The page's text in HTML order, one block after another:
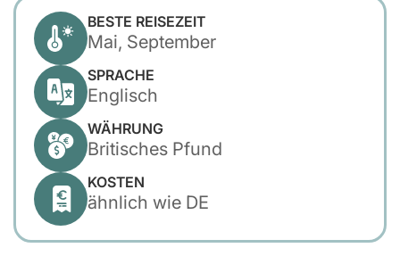
BESTE REISEZEIT
Mai, September
SPRACHE
Englisch
WÄHRUNG
Britisches Pfund
KOSTEN
ähnlich wie DE